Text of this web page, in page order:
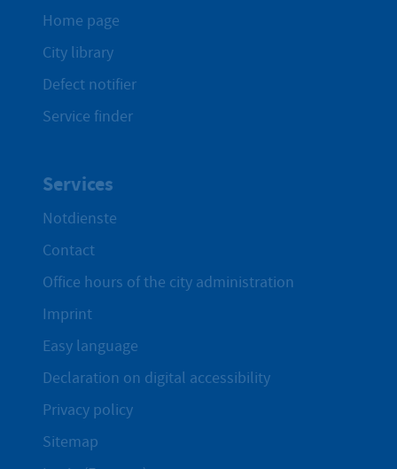
Home page
City library
Defect notifier
Service finder
Services
Notdienste
Contact
Office hours of the city administration
Imprint
Easy language
Declaration on digital accessibility
Privacy policy
Sitemap